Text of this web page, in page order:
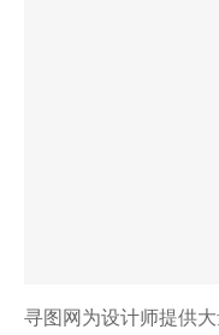
寻图网为设计师提供